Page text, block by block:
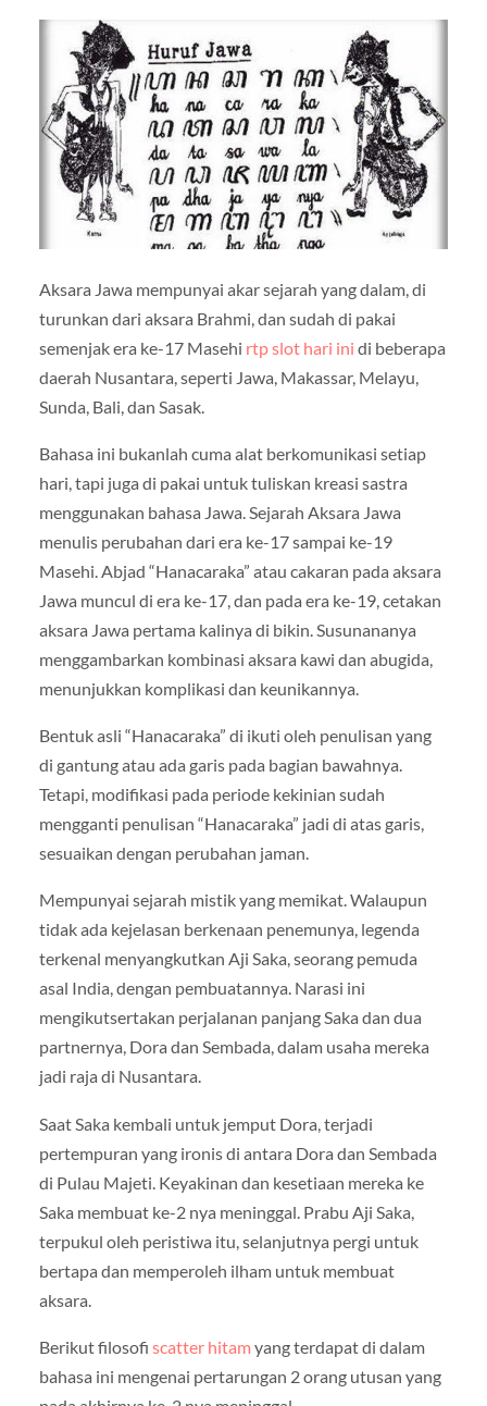
Aksara Jawa mempunyai akar sejarah yang dalam, di
turunkan dari aksara Brahmi, dan sudah di pakai
semenjak era ke-17 Masehi rtp slot hari ini di beberapa
daerah Nusantara, seperti Jawa, Makassar, Melayu,
Sunda, Bali, dan Sasak.
Bahasa ini bukanlah cuma alat berkomunikasi setiap
hari, tapi juga di pakai untuk tuliskan kreasi sastra
menggunakan bahasa Jawa. Sejarah Aksara Jawa
menulis perubahan dari era ke-17 sampai ke-19
Masehi. Abjad “Hanacaraka” atau cakaran pada aksara
Jawa muncul di era ke-17, dan pada era ke-19, cetakan
aksara Jawa pertama kalinya di bikin. Susunananya
menggambarkan kombinasi aksara kawi dan abugida,
menunjukkan komplikasi dan keunikannya.
Bentuk asli “Hanacaraka” di ikuti oleh penulisan yang
di gantung atau ada garis pada bagian bawahnya.
Tetapi, modifikasi pada periode kekinian sudah
mengganti penulisan “Hanacaraka” jadi di atas garis,
sesuaikan dengan perubahan jaman.
Mempunyai sejarah mistik yang memikat. Walaupun
tidak ada kejelasan berkenaan penemunya, legenda
terkenal menyangkutkan Aji Saka, seorang pemuda
asal India, dengan pembuatannya. Narasi ini
mengikutsertakan perjalanan panjang Saka dan dua
partnernya, Dora dan Sembada, dalam usaha mereka
jadi raja di Nusantara.
Saat Saka kembali untuk jemput Dora, terjadi
pertempuran yang ironis di antara Dora dan Sembada
di Pulau Majeti. Keyakinan dan kesetiaan mereka ke
Saka membuat ke-2 nya meninggal. Prabu Aji Saka,
terpukul oleh peristiwa itu, selanjutnya pergi untuk
bertapa dan memperoleh ilham untuk membuat
aksara.
Berikut filosofi scatter hitam yang terdapat di dalam
bahasa ini mengenai pertarungan 2 orang utusan yang